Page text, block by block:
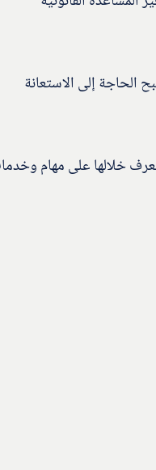
الحاجة إلى الاستعانة
خلالها على مهام